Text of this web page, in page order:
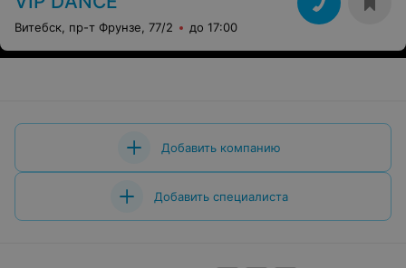
Витебск, пр-т Фрунзе, 77/2 до 17:00
Добавить компанию
Добавить специалиста